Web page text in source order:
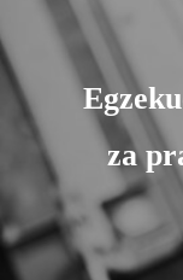
za